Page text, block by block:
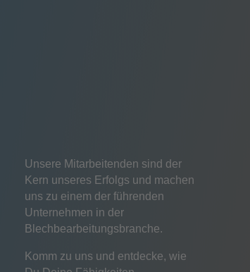
Unsere Mitarbeitenden sind der
Kern unseres Erfolgs und machen
uns zu einem der führenden
Unternehmen in der
Blechbearbeitungsbranche.
Komm zu uns und entdecke, wie